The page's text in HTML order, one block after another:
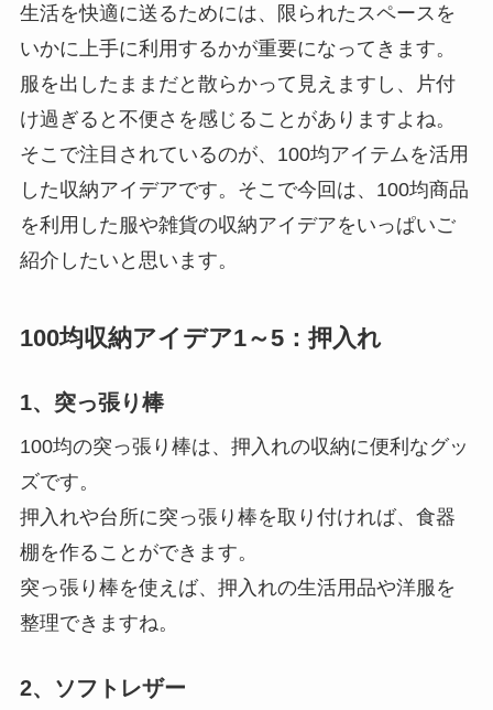
生活を快適に送るためには、限られたスペースを
いかに上手に利用するかが重要になってきます。
服を出したままだと散らかって見えますし、片付
け過ぎると不便さを感じることがありますよね。
そこで注目されているのが、100均アイテムを活用
した収納アイデアです。そこで今回は、100均商品
を利用した服や雑貨の収納アイデアをいっぱいご
紹介したいと思います。
100均収納アイデア1～5：押入れ
1、突っ張り棒
100均の突っ張り棒は、押入れの収納に便利なグッ
ズです。
押入れや台所に突っ張り棒を取り付ければ、食器
棚を作ることができます。
突っ張り棒を使えば、押入れの生活用品や洋服を
整理できますね。
2、ソフトレザー